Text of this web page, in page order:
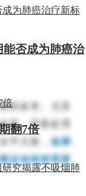
的改变。尤其
善，肝脏处理
平方面，短期
运动则有明显
否成为肺癌治
翻7倍